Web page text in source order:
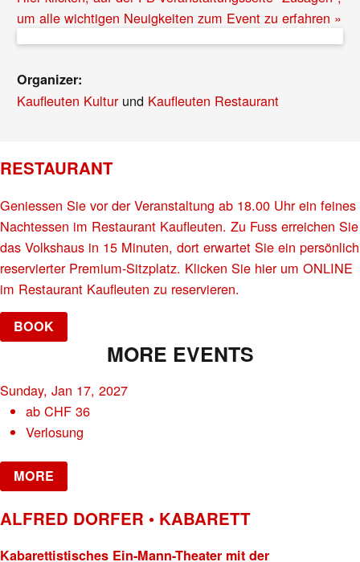
um alle wichtigen Neuigkeiten zum Event zu erfahren »
© Dreh & Angel
Organizer:
Kaufleuten Kulturund Kaufleuten Restaurant
RESTAURANT
Geniessen Sie vor der Veranstaltung ab 18.00 Uhr ein feines
Nachtessen im Restaurant Kaufleuten. Zu Fuss erreichen Sie
das Volkshaus in 15 Minuten, dort erwartet Sie ein persönlich
reservierter Premium-Sitzplatz. Klicken Sie hier um ONLINE
im Restaurant Kaufleuten zu reservieren.
BOOK
MORE EVENTS
Sunday, Jan 17, 2027
abCHF 36
Verlosung
MORE
ALFRED DORFER • KABARETT
Kabarettistisches Ein-Mann-Theater mit der